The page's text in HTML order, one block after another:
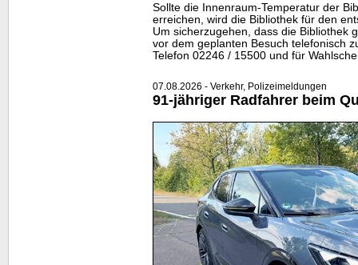
Sollte die Innenraum-Temperatur der
erreichen, wird die Bibliothek für den
Um sicherzugehen, dass die Bibliothek
vor dem geplanten Besuch telefonisch
Telefon 02246 / 15500 und für
07.08.2026 - Verkehr, Polizeimeldungen
91-jähriger Radfahrer beim